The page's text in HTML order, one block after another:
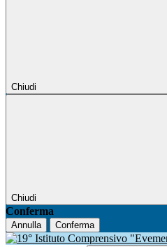
Chiudi
Chiudi
Conferma
Annulla Conferma